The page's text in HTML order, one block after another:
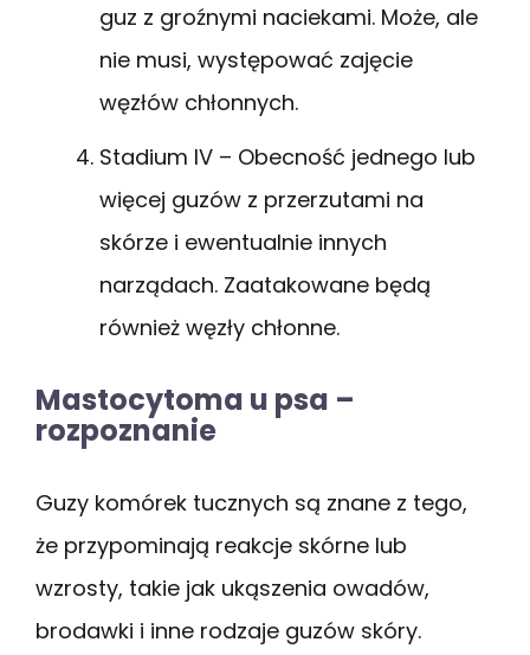
guz z groźnymi naciekami. Może, ale
nie musi, występować zajęcie
węzłów chłonnych.
Stadium IV – Obecność jednego lub
więcej guzów z przerzutami na
skórze i ewentualnie innych
narządach. Zaatakowane będą
również węzły chłonne.
Mastocytoma u psa –
rozpoznanie
Guzy komórek tucznych są znane z tego,
że przypominają reakcje skórne lub
wzrosty, takie jak ukąszenia owadów,
brodawki i inne rodzaje guzów skóry.